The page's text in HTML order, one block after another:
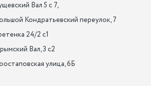
Вал 5 с 7,
Кондратьевский переулок, 7
24/2 с1
Вал, 3 с2
улица, 6Б